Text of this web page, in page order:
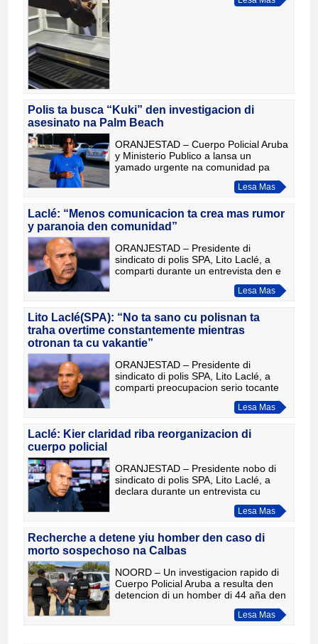
influencia di alcohol. E control policial
Polis ta busca “Kuki” den investigacion di
asesinato na Palm Beach
ORANJESTAD – Cuerpo Policial Aruba
y Ministerio Publico a lansa un
yamado urgente na comunidad pa
yuda den localisacion di Li-Angelo
Robert Rayshen Carmona Alcantara,
Lesa Mas
Laclé: “Menos comunicacion ta crea mas rumor
y paranoia den comunidad”
ORANJESTAD – Presidente di
sindicato di polis SPA, Lito Laclé, a
comparti durante un entrevista den e
programa Noticiacla LIVE cu
comunicacion entre autoridadnan y
Lesa Mas
Lito Laclé(SPA): “No ta sano cu polisnan ta
traha overtime constantemente mientras
otronan ta cu vakantie”
ORANJESTAD – Presidente di
sindicato di polis SPA, Lito Laclé, a
comparti preocupacion serio tocante
escasez di personal dentro di Cuerpo
Policial Aruba durante un entrevista cu
Lesa Mas
Laclé: Kier claridad riba reorganizacion di
cuerpo policial
ORANJESTAD – Presidente nobo di
sindicato di polis SPA, Lito Laclé, a
declara durante un entrevista cu
periodista Tito Laclé den e programa
Noticiacla LIVE, cu tin preocupacion
Lesa Mas
Recherche a detene yiu homber den caso di
morto sospechoso na Calbas
NOORD – Un investigacion rapido di
Cuerpo Policial Aruba a resulta den
detencion di un homber di 44 aña den
conexion cu e morto sospechoso di un
señora di edad na Calbas. Dialuna
Lesa Mas